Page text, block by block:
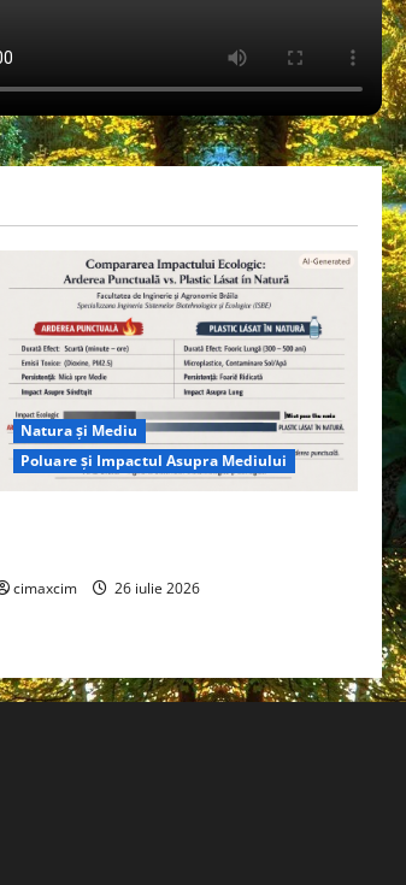
Natura și Mediu
Poluare și Impactul Asupra Mediului
cimaxcim 26 iulie 2026